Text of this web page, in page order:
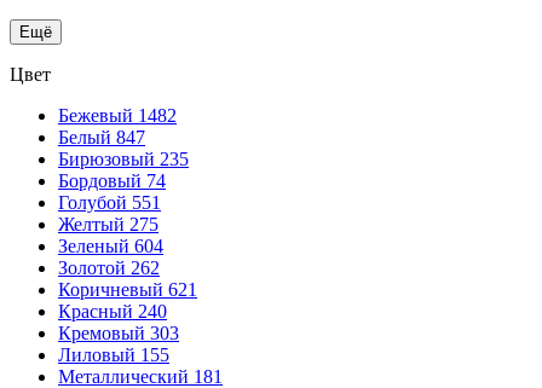
Ещё
Цвет
Бежевый 1482
Белый 847
Бирюзовый 235
Бордовый 74
Голубой 551
Желтый 275
Зеленый 604
Золотой 262
Коричневый 621
Красный 240
Кремовый 303
Лиловый 155
Металлический 181